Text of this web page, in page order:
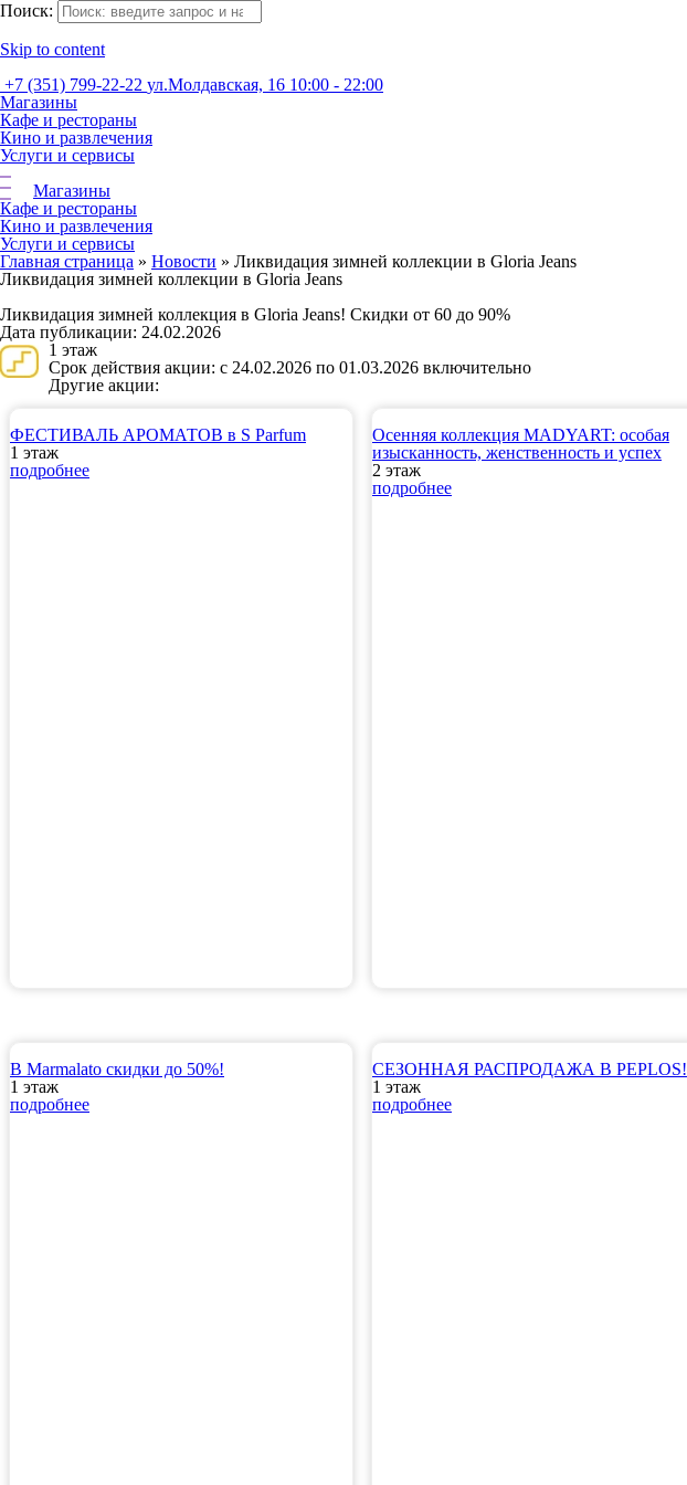
Поиск:
Skip to content
+7 (351) 799-22-22 ул.Молдавская, 16 10:00 - 22:00
Магазины
Кафе и рестораны
Кино и развлечения
Услуги и сервисы
Магазины
Кафе и рестораны
Кино и развлечения
Услуги и сервисы
Главная страница » Новости » Ликвидация зимней коллекции в Gloria Jeans
Ликвидация зимней коллекции в Gloria Jeans
Ликвидация зимней коллекция в Gloria Jeans! Скидки от 60 до 90%
Дата публикации: 24.02.2026
1 этаж
Срок действия акции: с 24.02.2026 по 01.03.2026 включительно
Другие акции:
ФЕСТИВАЛЬ АРОМАТОВ в S Parfum
1 этаж
подробнее
Осенняя коллекция MADYART: особая
изысканность, женственность и успех
2 этаж
подробнее
В Marmalato скидки до 50%!
1 этаж
подробнее
СЕЗОННАЯ РАСПРОДАЖА В PEPLOS!
1 этаж
подробнее